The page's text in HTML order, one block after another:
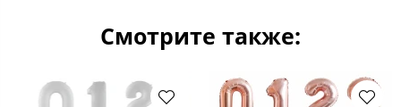
Смотрите также: